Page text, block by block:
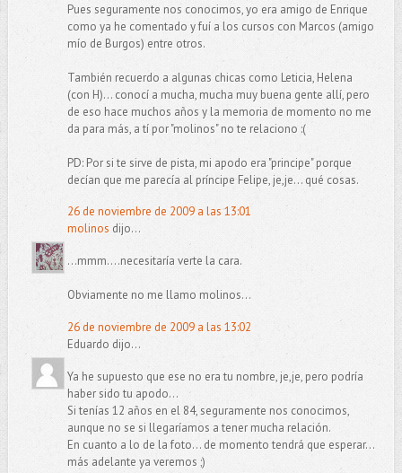
Pues seguramente nos conocimos, yo era amigo de Enrique
como ya he comentado y fuí a los cursos con Marcos (amigo
mío de Burgos) entre otros.
También recuerdo a algunas chicas como Leticia, Helena
(con H)... conocí a mucha, mucha muy buena gente allí, pero
de eso hace muchos años y la memoria de momento no me
da para más, a tí por "molinos" no te relaciono :(
PD: Por si te sirve de pista, mi apodo era "principe" porque
decían que me parecía al príncipe Felipe, je,je... qué cosas.
26 de noviembre de 2009 a las 13:01
molinos dijo...
...mmm....necesitaría verte la cara.
Obviamente no me llamo molinos...
26 de noviembre de 2009 a las 13:02
Eduardo dijo...
Ya he supuesto que ese no era tu nombre, je,je, pero podría
haber sido tu apodo...
Si tenías 12 años en el 84, seguramente nos conocimos,
aunque no se si llegaríamos a tener mucha relación.
En cuanto a lo de la foto... de momento tendrá que esperar...
más adelante ya veremos ;)